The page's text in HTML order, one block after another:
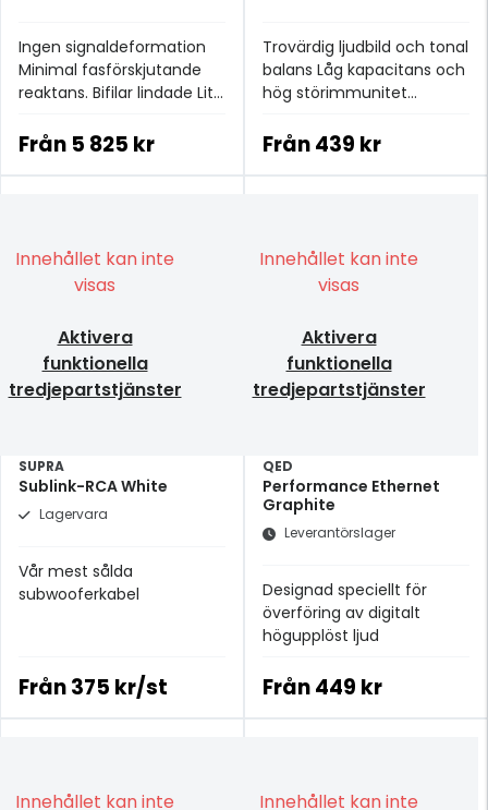
Ingen signaldeformation
Minimal fasförskjutande
reaktans. Bifilar lindade Litz
skin-effekt
Från 5 825 kr
Trovärdig ljudbild och tonal
balans Låg kapacitans och
hög störimmunitet
förhållande Klarar även
Från439 kr
Innehållet kan inte
visas
Aktivera
funktionella
tredjepartstjänster
SUPRA
Sublink-RCA White
Lagervara
Vår mest sålda
subwooferkabel
Från375 kr/st
Innehållet kan inte
visas
Aktivera
funktionella
tredjepartstjänster
QED
Performance Ethernet
Graphite
Leverantörslager
Designad speciellt för
överföring av digitalt
högupplöst ljud
Från449 kr
Innehållet kan inte
Innehållet kan inte